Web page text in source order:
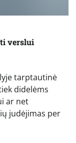
verslui
tarptautinė
didelėms
ar net
judėjimas per